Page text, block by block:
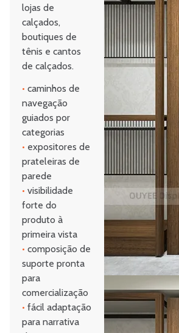
lojas de
calçados,
boutiques de
tênis e cantos
de calçados.
• caminhos de
navegação
guiados por
categorias
• expositores de
prateleiras de
parede
• visibilidade
forte do
produto à
primeira vista
• composição de
suporte pronta
para
comercialização
• fácil adaptação
para narrativa